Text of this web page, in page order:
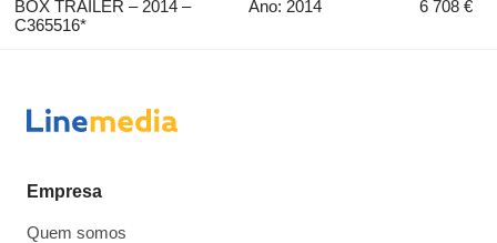
BOX TRAILER – 2014 –
C365516*
Ano: 2014 6 708 €
Empresa
Quem somos